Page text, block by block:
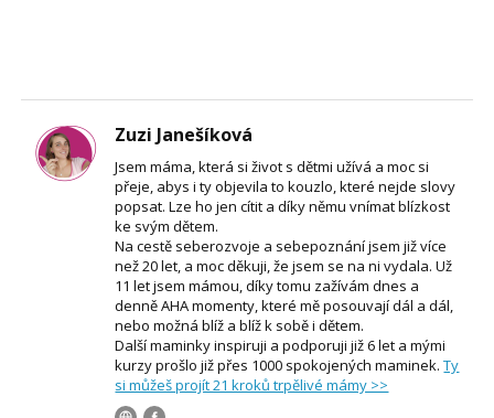
Zuzi Janešíková
Jsem máma, která si život s dětmi užívá a moc si
přeje, abys i ty objevila to kouzlo, které nejde slovy
popsat. Lze ho jen cítit a díky němu vnímat blízkost
ke svým dětem.
Na cestě seberozvoje a sebepoznání jsem již více
než 20 let, a moc děkuji, že jsem se na ni vydala. Už
11 let jsem mámou, díky tomu zažívám dnes a
denně AHA momenty, které mě posouvají dál a dál,
nebo možná blíž a blíž k sobě i dětem.
Další maminky inspiruji a podporuji již 6 let a mými
kurzy prošlo již přes 1000 spokojených maminek.Ty
si můžeš projít 21 kroků trpělivé mámy >>